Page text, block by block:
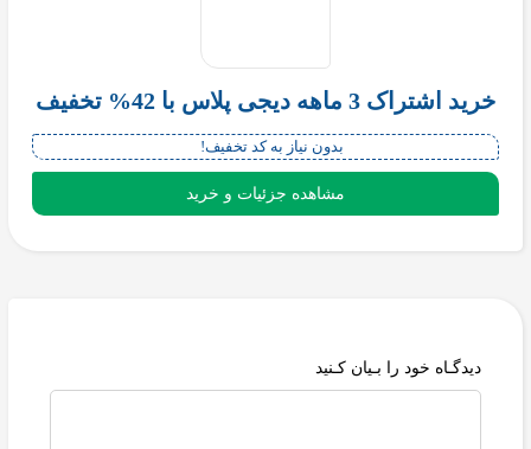
خرید اشتراک 3 ماهه دیجی پلاس با 42% تخفیف
بدون نیاز به کد تخفیف!
مشاهده جزئیات و خرید
دیدگـاه خود را بـیان کـنید